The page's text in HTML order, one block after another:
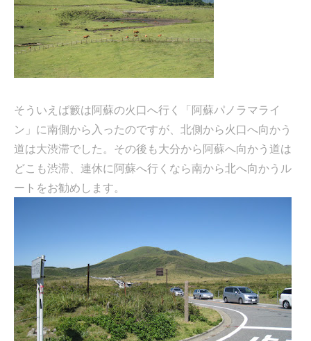
そういえば籔は阿蘇の火口へ行く「阿蘇パノラマライ
ン」に南側から入ったのですが、北側から火口へ向かう
道は大渋滞でした。その後も大分から阿蘇へ向かう道は
どこも渋滞、連休に阿蘇へ行くなら南から北へ向かうル
ートをお勧めします。